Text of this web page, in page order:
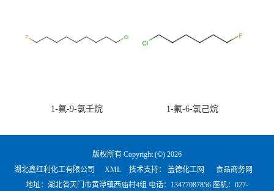
1-氟-9-氯壬烷 1-氟-6-氯己烷
版权所有 Copyright (©) 2026
湖北鑫红利化工有限公司
XML 技术支持： 盖德化工网
食品商务网
地址：湖北省天门市黄潭镇西庙村4组 电话： 13477087856 座机：027-